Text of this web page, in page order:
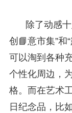
除了动感
创📘意市集”和
可以淘到各种
个性化周边，
格。而在艺术
日纪念品，比